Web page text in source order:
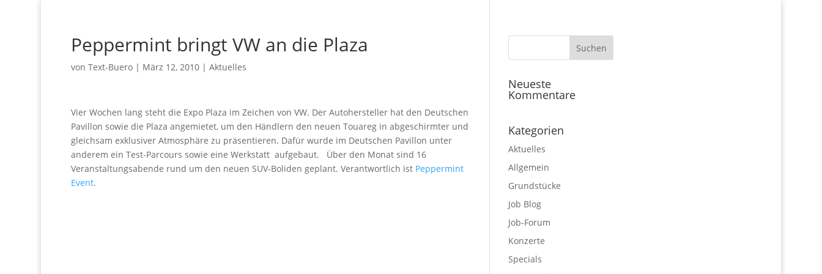
Peppermint bringt VW an die Plaza
vonText-Buero | März 12, 2010 |Aktuelles
Vier Wochen lang steht die Expo Plaza im Zeichen von VW. Der Autohersteller hat den Deutschen
Pavillon sowie die Plaza angemietet, um den Händlern den neuen Touareg in abgeschirmter und
gleichsam exklusiver Atmosphäre zu präsentieren. Dafür wurde im Deutschen Pavillon unter
anderem ein Test-Parcours sowie eine Werkstatt aufgebaut. Über den Monat sind 16
Veranstaltungsabende rund um den neuen SUV-Boliden geplant. Verantwortlich ist Peppermint
Event.
Neueste
Kommentare
Kategorien
Aktuelles
Allgemein
Grundstücke
Job Blog
Job-Forum
Konzerte
Specials